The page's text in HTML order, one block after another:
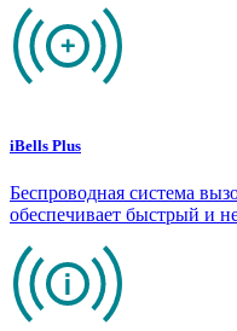
iBells Plus
Беспроводная система
обеспечивает быстрый и